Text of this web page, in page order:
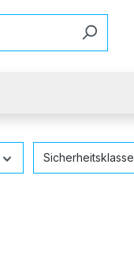
Sicherheitsklasse